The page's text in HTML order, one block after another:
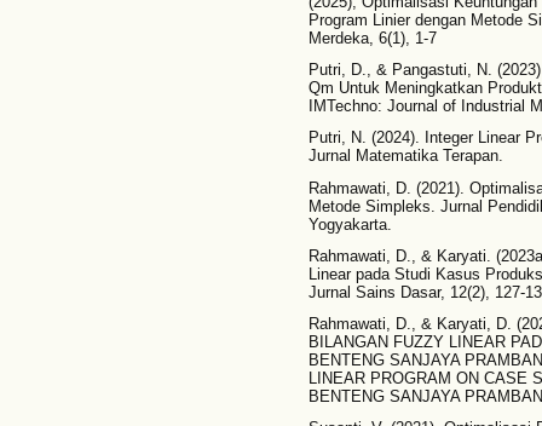
Program Linier dengan Metode
Merdeka, 6(1), 1-7
Putri, D., & Pangastuti, N.
Qm Untuk Meningkatkan
IMTechno: Journal of Industrial
Putri, N. (2024). Integer Linear
Jurnal Matematika Terapan.
Rahmawati, D. (2021).
Metode Simpleks. Jurnal
Yogyakarta.
Rahmawati, D., & Karyati.
Linear pada Studi Kasus
Jurnal Sains Dasar, 12(2), 127-
Rahmawati, D., & Karyati, D.
BILANGAN FUZZY LINEAR
BENTENG SANJAYA
LINEAR PROGRAM ON CASE
BENTENG SANJAYA